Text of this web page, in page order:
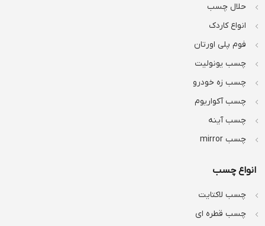
حلال چسب
انواع کاردک
فوم پلی اورتان
چسب یونولیت
چسب زه خودرو
چسب آکواریوم
چسب آینه
چسب mirror
انواع چسب
چسب لاکتایت
چسب قطره ای